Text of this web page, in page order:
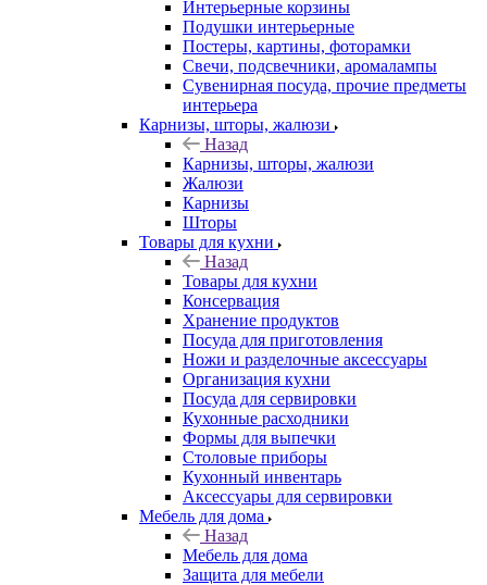
Интерьерные корзины
Подушки интерьерные
Постеры, картины, фоторамки
Свечи, подсвечники, аромалампы
Сувенирная посуда, прочие предметы
интерьера
Карнизы, шторы, жалюзи
Назад
Карнизы, шторы, жалюзи
Жалюзи
Карнизы
Шторы
Товары для кухни
Назад
Товары для кухни
Консервация
Хранение продуктов
Посуда для приготовления
Ножи и разделочные аксессуары
Организация кухни
Посуда для сервировки
Кухонные расходники
Формы для выпечки
Столовые приборы
Кухонный инвентарь
Аксессуары для сервировки
Мебель для дома
Назад
Мебель для дома
Защита для мебели